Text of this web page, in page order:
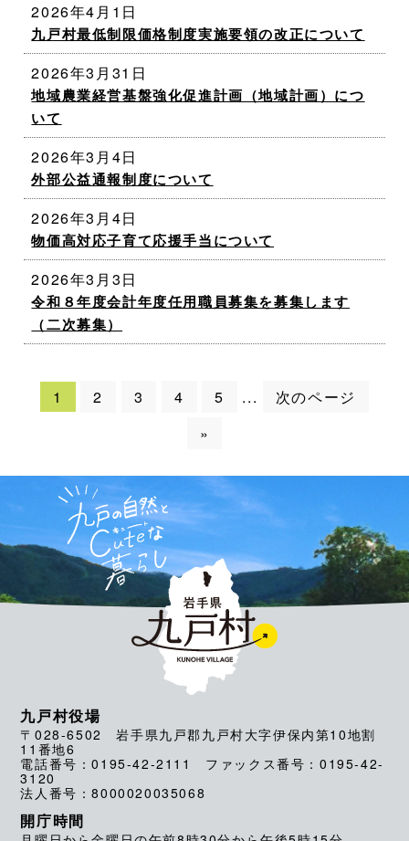
2026年4月1日
九戸村最低制限価格制度実施要領の改正について
2026年3月31日
地域農業経営基盤強化促進計画（地域計画）につ
いて
2026年3月4日
外部公益通報制度について
2026年3月4日
物価高対応子育て応援手当について
2026年3月3日
令和８年度会計年度任用職員募集を募集します
（二次募集）
1 2 3 4 5 ...
次のページ
»
九戸村役場
〒028-6502 岩手県九戸郡九戸村大字伊保内第10地割
11番地6
電話番号：0195-42-2111 ファックス番号：0195-42-
3120
法人番号：8000020035068
開庁時間